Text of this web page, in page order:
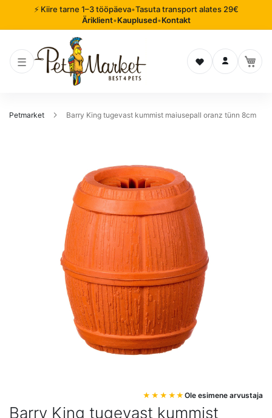
⚡ Kiire tarne 1–3 tööpäeva•Tasuta transport alates 29€
Äriklient•Kauplused•Kontakt
Soovinimekiri
Logi sisse
Petmarket Barry King tugevast kummist maiusepall oranz tünn 8cm
Barry King tugevast kummist
Ole esimene arvustaja
pildigalerii